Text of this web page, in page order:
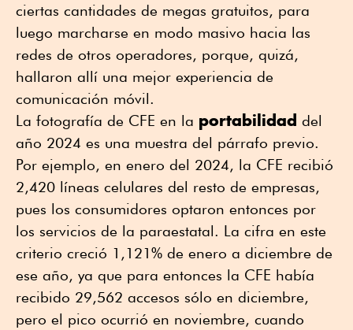
ciertas cantidades de megas gratuitos, para
luego marcharse en modo masivo hacia las
redes de otros operadores, porque, quizá,
hallaron allí una mejor experiencia de
comunicación móvil.
La fotografía de CFE en la portabilidad del
año 2024 es una muestra del párrafo previo.
Por ejemplo, en enero del 2024, la CFE recibió
2,420 líneas celulares del resto de empresas,
pues los consumidores optaron entonces por
los servicios de la paraestatal. La cifra en este
criterio creció 1,121% de enero a diciembre de
ese año, ya que para entonces la CFE había
recibido 29,562 accesos sólo en diciembre,
pero el pico ocurrió en noviembre, cuando